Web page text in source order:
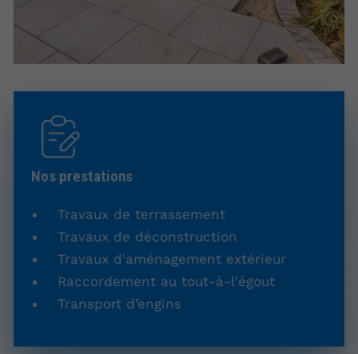
Nos prestations
Travaux de terrassement
Travaux de déconstruction
Travaux d'aménagement extérieur
Raccordement au tout-à-l'égout
Transport d’engins